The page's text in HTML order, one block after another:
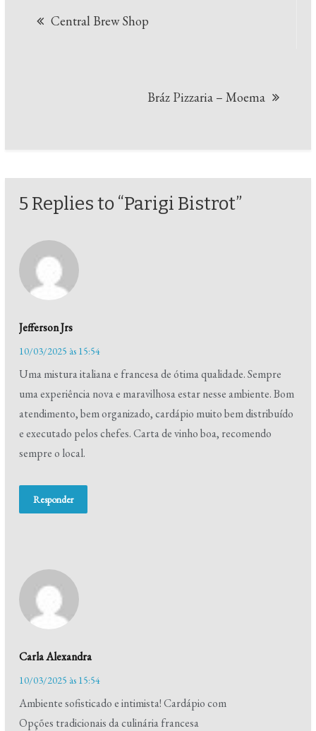
Central Brew Shop
Bráz Pizzaria – Moema
5 Replies to “Parigi Bistrot”
Jefferson Jrs
10/03/2025 às 15:54
Uma mistura italiana e francesa de ótima qualidade. Sempre
uma experiência nova e maravilhosa estar nesse ambiente. Bom
atendimento, bem organizado, cardápio muito bem distribuído
e executado pelos chefes. Carta de vinho boa, recomendo
sempre o local.
Responder
Carla Alexandra
10/03/2025 às 15:54
Ambiente sofisticado e intimista! Cardápio com
Opções tradicionais da culinária francesa